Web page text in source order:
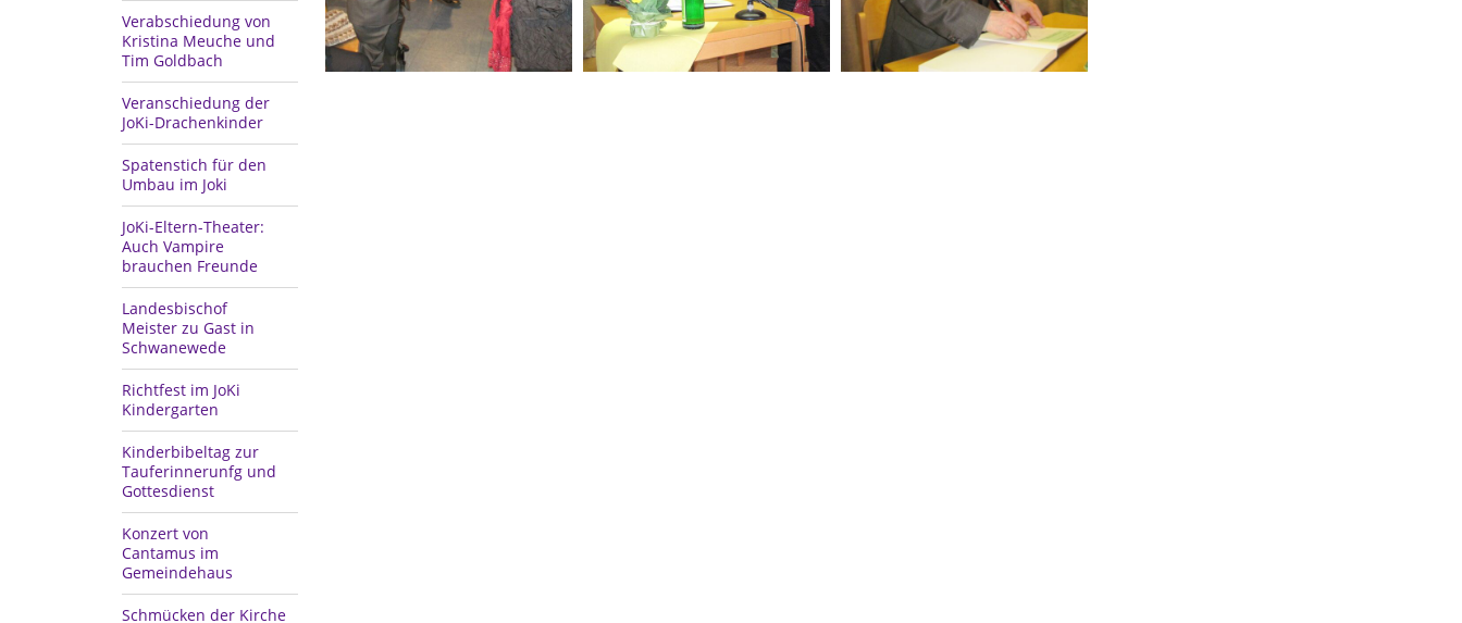
Verabschiedung von
Kristina Meuche und
Tim Goldbach
Veranschiedung der
JoKi-Drachenkinder
Spatenstich für den
Umbau im Joki
JoKi-Eltern-Theater:
Auch Vampire
brauchen Freunde
Landesbischof
Meister zu Gast in
Schwanewede
Richtfest im JoKi
Kindergarten
Kinderbibeltag zur
Tauferinnerunfg und
Gottesdienst
Konzert von
Cantamus im
Gemeindehaus
Schmücken der Kirche